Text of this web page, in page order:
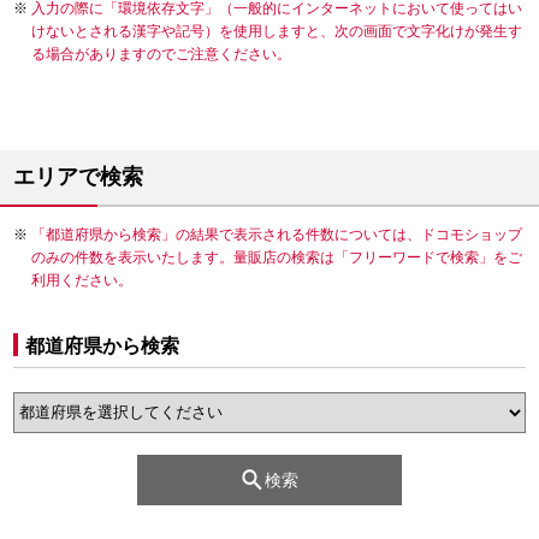
入力の際に「環境依存文字」（一般的にインターネットにおいて使ってはい
けないとされる漢字や記号）を使用しますと、次の画面で文字化けが発生す
る場合がありますのでご注意ください。
エリアで検索
「都道府県から検索」の結果で表示される件数については、ドコモショップ
のみの件数を表示いたします。量販店の検索は「フリーワードで検索」をご
利用ください。
都道府県から検索
検索